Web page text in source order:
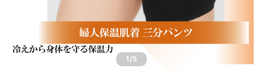
1 /5